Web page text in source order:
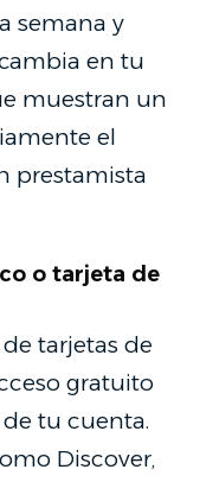
semana y
en tu
muestran un
el
prestamista
o tarjeta de
tarjetas de
gratuito
tu cuenta.
Discover,